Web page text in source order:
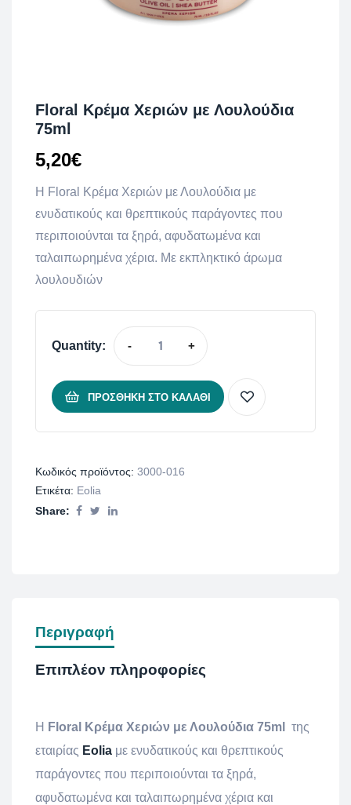
Floral Κρέμα Χεριών με Λουλούδια
75ml
5,20€
Η Floral Κρέμα Χεριών με Λουλούδια με
ενυδατικούς και θρεπτικούς παράγοντες που
περιποιούνται τα ξηρά, αφυδατωμένα και
ταλαιπωρημένα χέρια. Με εκπληκτικό άρωμα
λουλουδιών
Quantity: - +
ΠΡΟΣΘΉΚΗ ΣΤΟ ΚΑΛΆΘΙ
Κωδικός προϊόντος: 3000-016
Ετικέτα: Eolia
Share:
Περιγραφή
Επιπλέον πληροφορίες
Η Floral Κρέμα Χεριών με Λουλούδια 75ml
της
εταιρίας Eolia με ενυδατικούς και θρεπτικούς
παράγοντες που περιποιούνται τα ξηρά,
αφυδατωμένα και ταλαιπωρημένα χέρια και